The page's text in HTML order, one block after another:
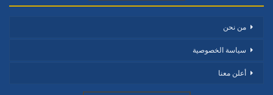
من نحن
سياسة الخصوصية
أعلن معنا